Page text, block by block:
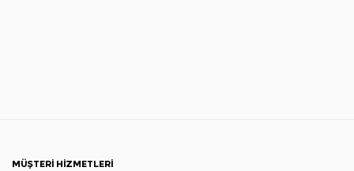
MÜŞTERI HIZMETLERI